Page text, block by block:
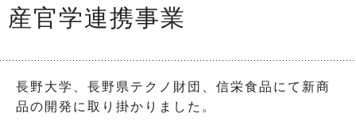
産官学連携事業
長野大学、長野県テクノ財団、信栄食品にて新商
品の開発に取り掛かりました。